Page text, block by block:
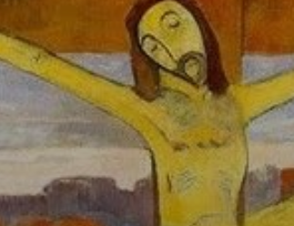
Un crítico
definió: la
del
copiar.